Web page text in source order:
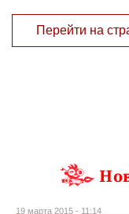
Перейти на
19 марта 2015 - 11:14